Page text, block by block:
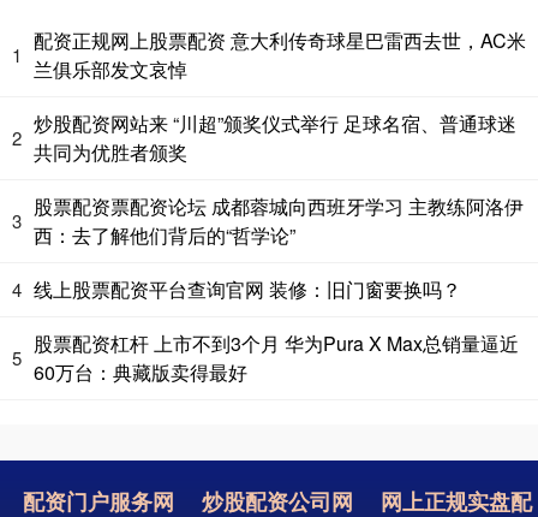
1
配资正规网上股票配资 意大利传奇球星巴雷西去世，AC米
兰俱乐部发文哀悼
2
炒股配资网站来 “川超”颁奖仪式举行 足球名宿、普通球迷
共同为优胜者颁奖
3
股票配资票配资论坛 成都蓉城向西班牙学习 主教练阿洛伊
西：去了解他们背后的“哲学论”
4 线上股票配资平台查询官网 装修：旧门窗要换吗？
5
股票配资杠杆 上市不到3个月 华为Pura X Max总销量逼近
60万台：典藏版卖得最好
配资门户服务网
炒股配资公司网
网上正规实盘配